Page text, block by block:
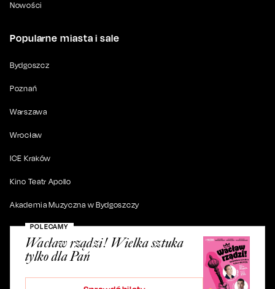
POLECAMY
Wacław rządzi! Wielka sztuka
tylko dla Pań
Nowości
Popularne miasta i sale
Bydgoszcz
Poznań
Warszawa
Wrocław
ICE Kraków
Kino Teatr Apollo
Akademia Muzyczna w Bydgoszczy
. Wszystkie prawa zastrzeżone.